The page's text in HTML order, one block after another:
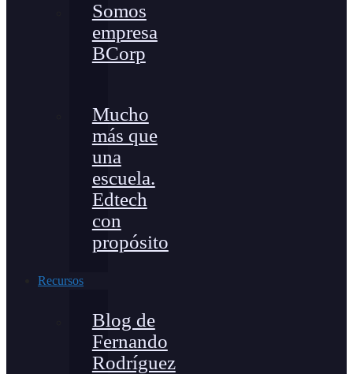
Somos
empresa
BCorp
Mucho
más que
una
escuela.
Edtech
con
propósito
Recursos
Blog de
Fernando
Rodríguez